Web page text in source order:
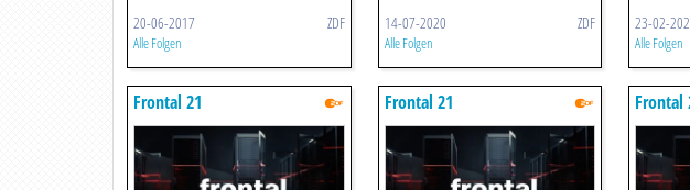
20-06-2017 ZDF
Alle Folgen
14-07-2020 ZDF
Alle Folgen
23-02-
Alle Folgen
Frontal 21 Frontal 21 Frontal